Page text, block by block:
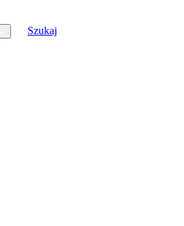
Szukaj